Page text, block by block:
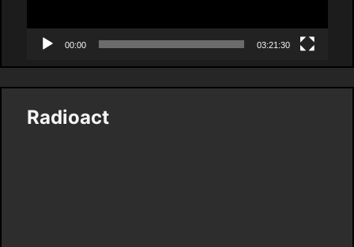
00:00 03:21:30
Radioact